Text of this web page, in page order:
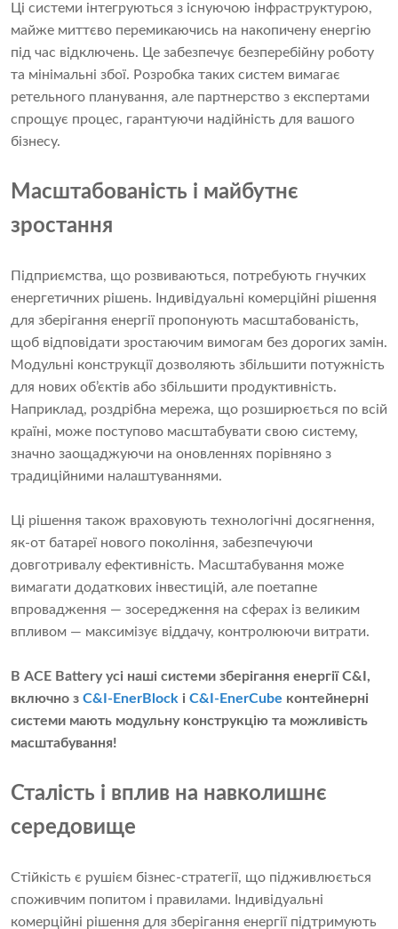
Ці системи інтегруються з існуючою інфраструктурою,
майже миттєво перемикаючись на накопичену енергію
під час відключень. Це забезпечує безперебійну роботу
та мінімальні збої. Розробка таких систем вимагає
ретельного планування, але партнерство з експертами
спрощує процес, гарантуючи надійність для вашого
бізнесу.
Масштабованість і майбутнє
зростання
Підприємства, що розвиваються, потребують гнучких
енергетичних рішень. Індивідуальні комерційні рішення
для зберігання енергії пропонують масштабованість,
щоб відповідати зростаючим вимогам без дорогих замін.
Модульні конструкції дозволяють збільшити потужність
для нових об’єктів або збільшити продуктивність.
Наприклад, роздрібна мережа, що розширюється по всій
країні, може поступово масштабувати свою систему,
значно заощаджуючи на оновленнях порівняно з
традиційними налаштуваннями.
Ці рішення також враховують технологічні досягнення,
як-от батареї нового покоління, забезпечуючи
довготривалу ефективність. Масштабування може
вимагати додаткових інвестицій, але поетапне
впровадження — зосередження на сферах із великим
впливом — максимізує віддачу, контролюючи витрати.
В ACE Battery усі наші системи зберігання енергії C&I,
включно з C&I-EnerBlock і C&I-EnerCube контейнерні
системи мають модульну конструкцію та можливість
масштабування!
Сталість і вплив на навколишнє
середовище
Стійкість є рушієм бізнес-стратегії, що підживлюється
споживчим попитом і правилами. Індивідуальні
комерційні рішення для зберігання енергії підтримують